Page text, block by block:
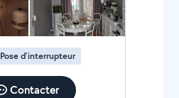
Pose d'interrupteur
Contacter